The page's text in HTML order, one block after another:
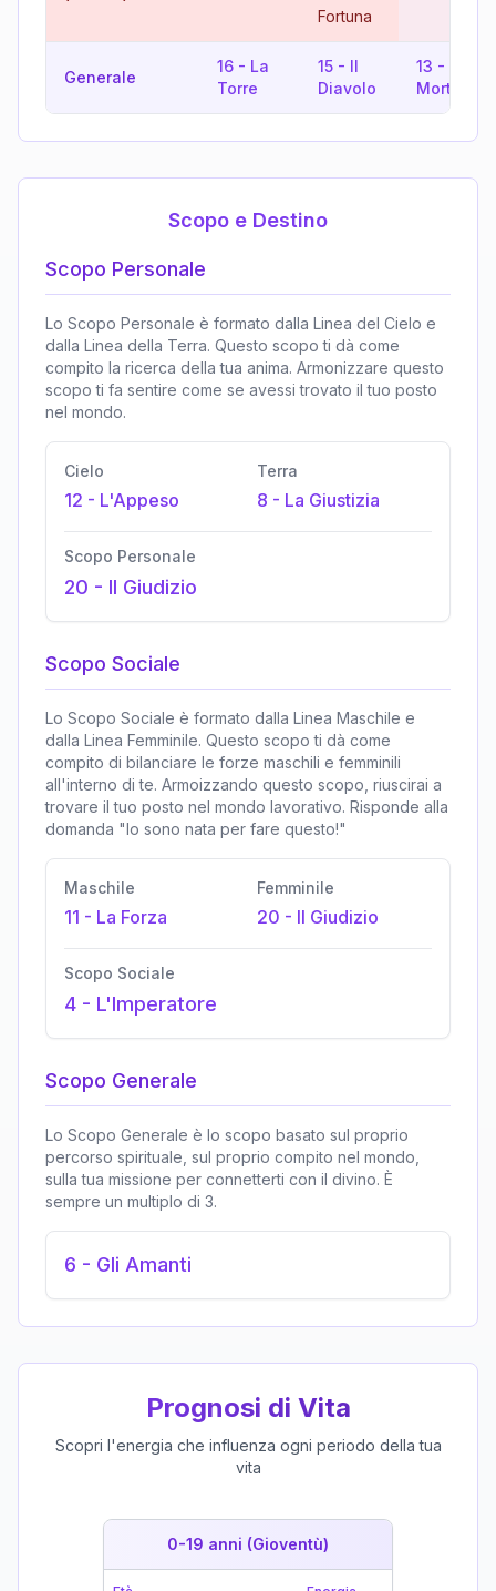
Fortuna
Generale
16 - La
Torre
15 - Il
Diavolo
13 -
Morte
Scopo e Destino
Scopo Personale
Lo Scopo Personale è formato dalla Linea del Cielo e
dalla Linea della Terra. Questo scopo ti dà come
compito la ricerca della tua anima. Armonizzare questo
scopo ti fa sentire come se avessi trovato il tuo posto
nel mondo.
Cielo
12 - L'Appeso
Terra
8 - La Giustizia
Scopo Personale
20 - Il Giudizio
Scopo Sociale
Lo Scopo Sociale è formato dalla Linea Maschile e
dalla Linea Femminile. Questo scopo ti dà come
compito di bilanciare le forze maschili e femminili
all'interno di te. Armoizzando questo scopo, riuscirai a
trovare il tuo posto nel mondo lavorativo. Risponde alla
domanda "Io sono nata per fare questo!"
Maschile
11 - La Forza
Femminile
20 - Il Giudizio
Scopo Sociale
4 - L'Imperatore
Scopo Generale
Lo Scopo Generale è lo scopo basato sul proprio
percorso spirituale, sul proprio compito nel mondo,
sulla tua missione per connetterti con il divino. È
sempre un multiplo di 3.
6 - Gli Amanti
Prognosi di Vita
Scopri l'energia che influenza ogni periodo della tua
vita
0-19 anni (Gioventù)